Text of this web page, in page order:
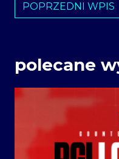
POPRZEDNI WPIS
polecane